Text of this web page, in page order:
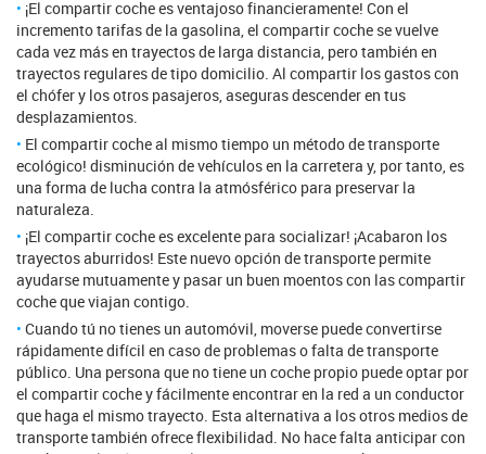
¡El compartir coche es ventajoso financieramente! Con el
incremento tarifas de la gasolina, el compartir coche se vuelve
cada vez más en trayectos de larga distancia, pero también en
trayectos regulares de tipo domicilio. Al compartir los gastos con
el chófer y los otros pasajeros, aseguras descender en tus
desplazamientos.
El compartir coche al mismo tiempo un método de transporte
ecológico! disminución de vehículos en la carretera y, por tanto, es
una forma de lucha contra la atmósférico para preservar la
naturaleza.
¡El compartir coche es excelente para socializar! ¡Acabaron los
trayectos aburridos! Este nuevo opción de transporte permite
ayudarse mutuamente y pasar un buen moentos con las compartir
coche que viajan contigo.
Cuando tú no tienes un automóvil, moverse puede convertirse
rápidamente difícil en caso de problemas o falta de transporte
público. Una persona que no tiene un coche propio puede optar por
el compartir coche y fácilmente encontrar en la red a un conductor
que haga el mismo trayecto. Esta alternativa a los otros medios de
transporte también ofrece flexibilidad. No hace falta anticipar con